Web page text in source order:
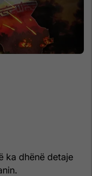
ka dhënë detaje